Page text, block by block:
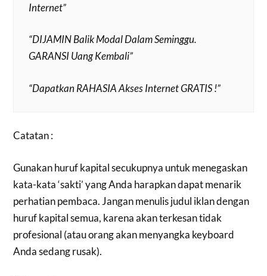
Internet”
“DIJAMIN Balik Modal Dalam Seminggu.
GARANSI Uang Kembali”
“Dapatkan RAHASIA Akses Internet GRATIS !”
Catatan :
Gunakan huruf kapital secukupnya untuk menegaskan
kata-kata ‘sakti’ yang Anda harapkan dapat menarik
perhatian pembaca. Jangan menulis judul iklan dengan
huruf kapital semua, karena akan terkesan tidak
profesional (atau orang akan menyangka keyboard
Anda sedang rusak).